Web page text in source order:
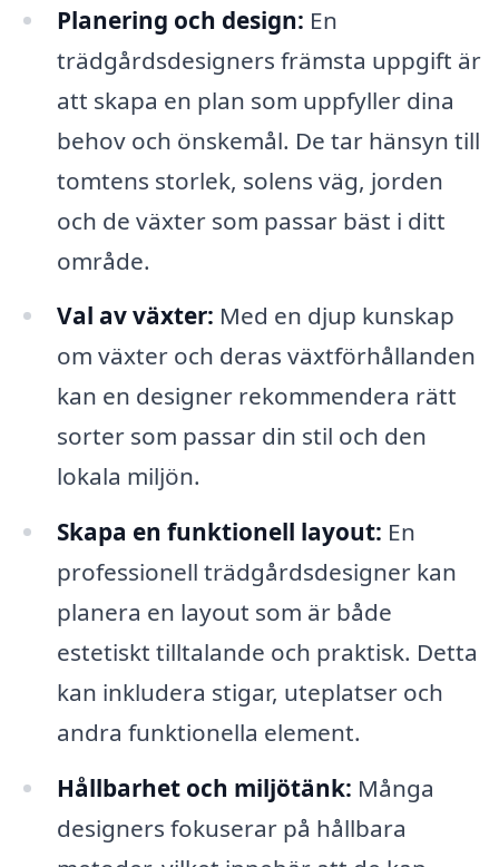
Planering och design: En
trädgårdsdesigners främsta uppgift är
att skapa en plan som uppfyller dina
behov och önskemål. De tar hänsyn till
tomtens storlek, solens väg, jorden
och de växter som passar bäst i ditt
område.
Val av växter: Med en djup kunskap
om växter och deras växtförhållanden
kan en designer rekommendera rätt
sorter som passar din stil och den
lokala miljön.
Skapa en funktionell layout: En
professionell trädgårdsdesigner kan
planera en layout som är både
estetiskt tilltalande och praktisk. Detta
kan inkludera stigar, uteplatser och
andra funktionella element.
Hållbarhet och miljötänk: Många
designers fokuserar på hållbara